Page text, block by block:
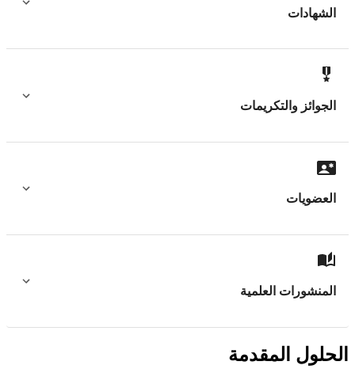
الشهادات
الجوائز والتكريمات
العضويات
المنشورات العلمية
الحلول المقدمة